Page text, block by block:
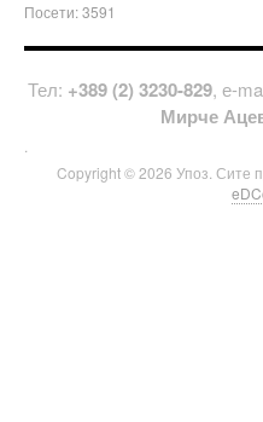
Посети: 3591
Тел: +389 (2) 3230-829, е-
Мирче
Copyright © 2026 Упоз. Сите